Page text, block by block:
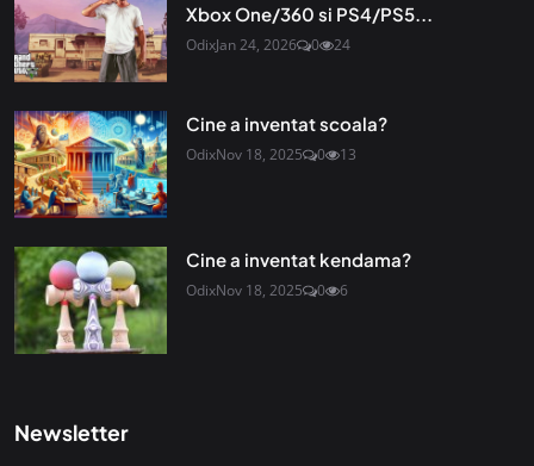
Xbox One/360 si PS4/PS5...
OdixJan 24, 2026 0 24
Cine a inventat scoala?
OdixNov 18, 2025 0 13
Cine a inventat kendama?
OdixNov 18, 2025 0 6
Newsletter